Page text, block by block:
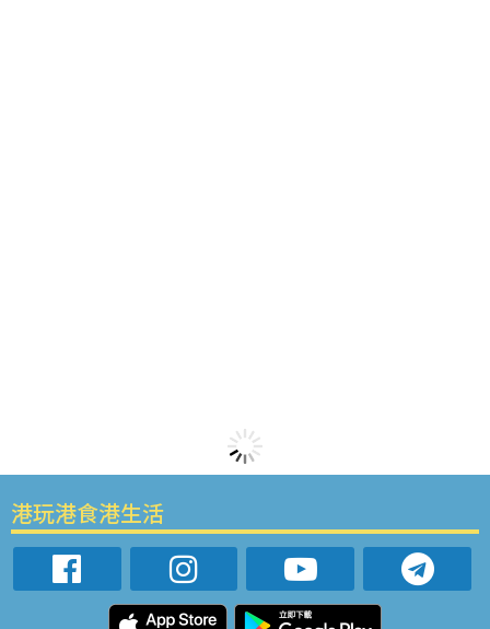
港玩港食港生活